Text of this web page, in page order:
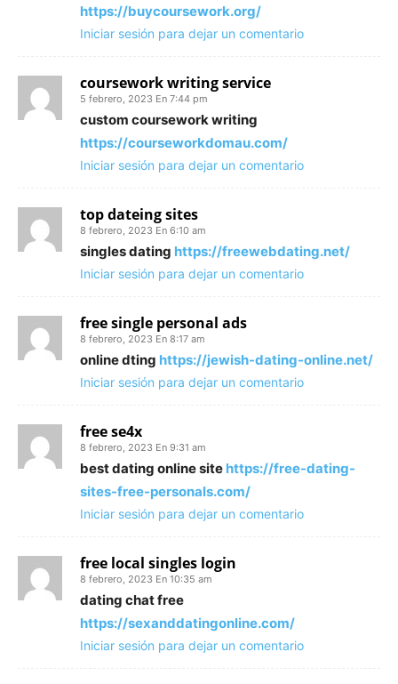
https://buycoursework.org/
Iniciar sesión para dejar un comentario
coursework writing service
5 febrero, 2023 En 7:44 pm
custom coursework writing
https://courseworkdomau.com/
Iniciar sesión para dejar un comentario
top dateing sites
8 febrero, 2023 En 6:10 am
singles dating https://freewebdating.net/
Iniciar sesión para dejar un comentario
free single personal ads
8 febrero, 2023 En 8:17 am
online dting https://jewish-dating-online.net/
Iniciar sesión para dejar un comentario
free se4x
8 febrero, 2023 En 9:31 am
best dating online site https://free-dating-
sites-free-personals.com/
Iniciar sesión para dejar un comentario
free local singles login
8 febrero, 2023 En 10:35 am
dating chat free
https://sexanddatingonline.com/
Iniciar sesión para dejar un comentario